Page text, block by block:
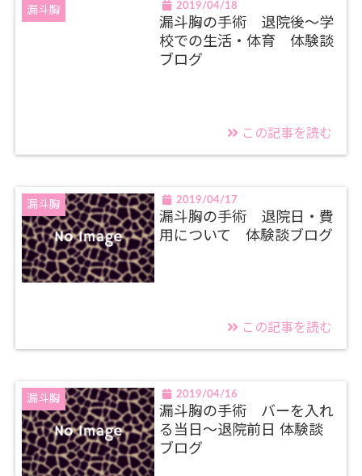
漏斗胸 2019/04/18
漏斗胸の手術 退院後～学
校での生活・体育 体験談
ブログ
この記事を読む
漏斗胸 2019/04/17
漏斗胸の手術 退院日・費
用について 体験談ブログ
この記事を読む
漏斗胸 2019/04/16
漏斗胸の手術 バーを入れ
る当日～退院前日 体験談
ブログ